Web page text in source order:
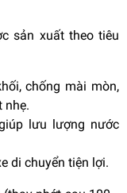
sản xuất theo tiêu
chống mài mòn,
nhẹ.
lưu lượng nước
di chuyển tiện lợi.